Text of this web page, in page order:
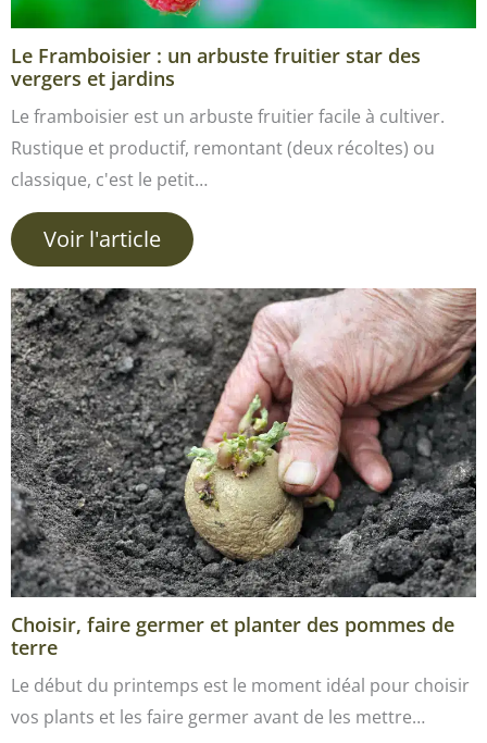
Le Framboisier : un arbuste fruitier star des
vergers et jardins
Le framboisier est un arbuste fruitier facile à cultiver.
Rustique et productif, remontant (deux récoltes) ou
classique, c'est le petit…
Voir l'article
Choisir, faire germer et planter des pommes de
terre
Le début du printemps est le moment idéal pour choisir
vos plants et les faire germer avant de les mettre…